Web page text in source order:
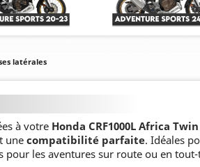
latérales
à votre Honda CRF1000L Africa Twin
unecompatibilité parfaite. Idéales
pour les aventures sur route ou en